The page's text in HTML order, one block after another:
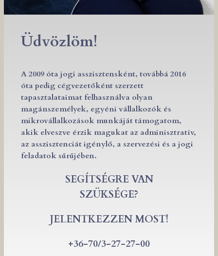
Üdvözlöm!
A 2009 óta jogi asszisztensként, továbbá 2016
óta pedig cégvezetőként szerzett
tapasztalataimat felhasználva olyan
magánszemélyek, egyéni vállalkozók és
mikrovállalkozások munkáját támogatom,
akik elveszve érzik magukat az adminisztratív,
az asszisztenciát igénylő, a szervezési és a jogi
feladatok sűrűjében.
SEGÍTSÉGRE VAN
SZÜKSÉGE?
JELENTKEZZEN MOST!
+36-70/3-27-27-00